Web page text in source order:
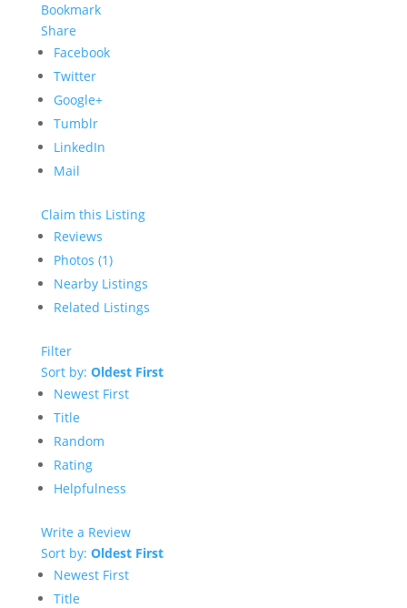
Bookmark
Share
Facebook
Twitter
Google+
Tumblr
LinkedIn
Mail
Claim this Listing
Reviews
Photos (1)
Nearby Listings
Related Listings
Filter
Sort by: Oldest First
Newest First
Title
Random
Rating
Helpfulness
Write a Review
Sort by: Oldest First
Newest First
Title